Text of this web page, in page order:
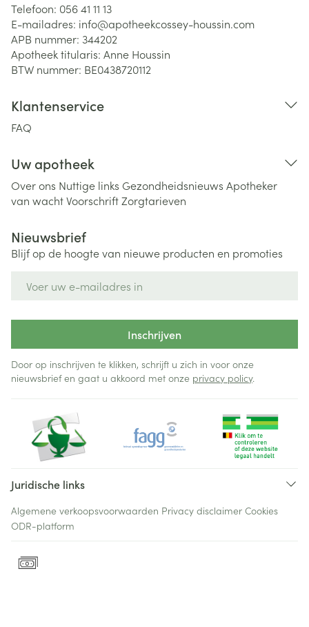
Telefoon: 056 41 11 13
E-mailadres: info@apotheekcossey-houssin.com
APB nummer: 344202
Apotheek titularis: Anne Houssin
BTW nummer: BE0438720112
Klantenservice
FAQ
Uw apotheek
Over ons Nuttige links Gezondheidsnieuws Apotheker
van wachtVoorschriftZorgtarieven
Nieuwsbrief
Blijf op de hoogte van nieuwe producten en promoties
Inschrijven
Door op inschrijven te klikken, schrijft u zich in voor onze
nieuwsbrief en gaat u akkoord met onze privacy policy.
Juridische links
Algemene verkoopsvoorwaarden Privacy disclaimer Cookies
ODR-platform